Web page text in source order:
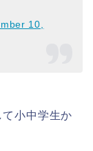
10,
小中学生か